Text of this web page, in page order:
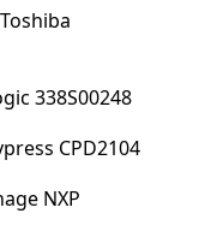
338S00248
CPD2104
NXP